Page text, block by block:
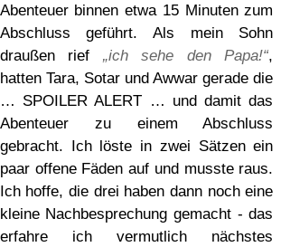
Abenteuer binnen etwa 15 Minuten zum
Abschluss geführt. Als mein Sohn
draußen rief „ich sehe den Papa!“,
hatten Tara, Sotar und Awwar gerade die
… SPOILER ALERT … und damit das
Abenteuer zu einem Abschluss
gebracht. Ich löste in zwei Sätzen ein
paar offene Fäden auf und musste raus.
Ich hoffe, die drei haben dann noch eine
kleine Nachbesprechung gemacht - das
erfahre ich vermutlich nächstes
Wochen
neu in
Wochen
Wochen